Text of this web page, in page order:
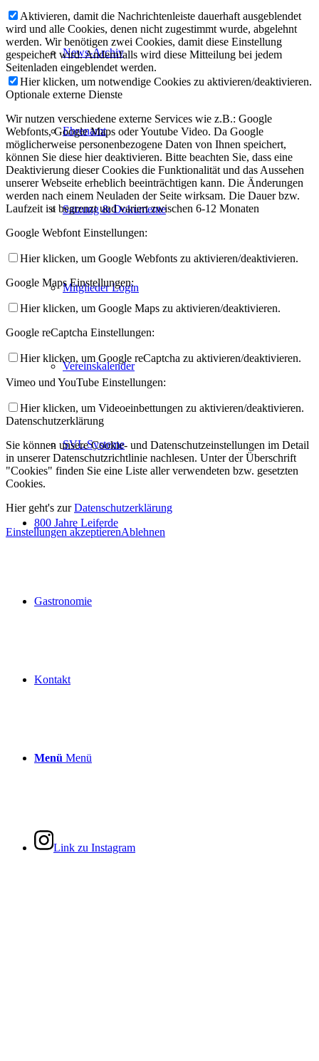
News-Archiv
Ehrenamt
Satzung & Dokumente
Mitglieder Login
Vereinskalender
SVL Systeme
800 Jahre Leiferde
Gastronomie
Kontakt
Menü Menü
Link zu Instagram
Aktivieren, damit die Nachrichtenleiste dauerhaft ausgeblendet
wird und alle Cookies, denen nicht zugestimmt wurde, abgelehnt
werden. Wir benötigen zwei Cookies, damit diese Einstellung
gespeichert wird. Andernfalls wird diese Mitteilung bei jedem
Seitenladen eingeblendet werden.
Hier klicken, um notwendige Cookies zu aktivieren/deaktivieren.
Optionale externe Dienste
Wir nutzen verschiedene externe Services wie z.B.: Google
Webfonts, Google Maps oder Youtube Video. Da Google
möglicherweise personenbezogene Daten von Ihnen speichert,
können Sie diese hier deaktivieren. Bitte beachten Sie, dass eine
Deaktivierung dieser Cookies die Funktionalität und das Aussehen
unserer Webseite erheblich beeinträchtigen kann. Die Änderungen
werden nach einem Neuladen der Seite wirksam. Die Dauer bzw.
Laufzeit ist begrenzt und variert zwischen 6-12 Monaten
Google Webfont Einstellungen:
Hier klicken, um Google Webfonts zu aktivieren/deaktivieren.
Google Maps Einstellungen:
Hier klicken, um Google Maps zu aktivieren/deaktivieren.
Google reCaptcha Einstellungen:
Hier klicken, um Google reCaptcha zu aktivieren/deaktivieren.
Vimeo und YouTube Einstellungen:
Hier klicken, um Videoeinbettungen zu aktivieren/deaktivieren.
Datenschutzerklärung
Sie können unsere Cookie- und Datenschutzeinstellungen im Detail
in unserer Datenschutzrichtlinie nachlesen. Unter der Überschrift
"Cookies" finden Sie eine Liste aller verwendeten bzw. gesetzten
Cookies.
Hier geht's zurDatenschutzerklärung
Einstellungen akzeptierenAblehnen